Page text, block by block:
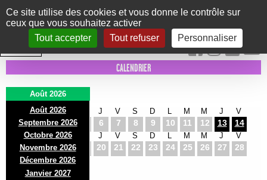
Panneau de gestion des cookies
Ce site utilise des cookies et vous donne le contrôle sur
ceux que vous souhaitez activer
Tout accepter
Tout refuser Personnaliser
Le Marni
CONCERTS DANSE/CIRQUE THÉÂTRE KIDS EXPOS EVENTS
INTRA MUROS
CALENDRIER
Août 2026
Août 2026
Septembre 2026
Octobre 2026
Novembre 2026
Décembre 2026
Janvier 2027
D
2
L
3
M
4
J
6
V
7
S
8
D
9 10
M
11
M
12
J
13
V
14
D
16
L
17
M
18
J
20
V
21
S
22
D
23 24
M
25
M
26
J
27
V
28
D
30
L
31